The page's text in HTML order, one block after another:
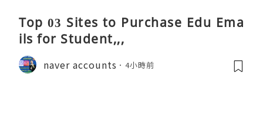
Top 03 Sites to Purchase Edu Ema
ils for Student,,,
naver accounts 4小時前